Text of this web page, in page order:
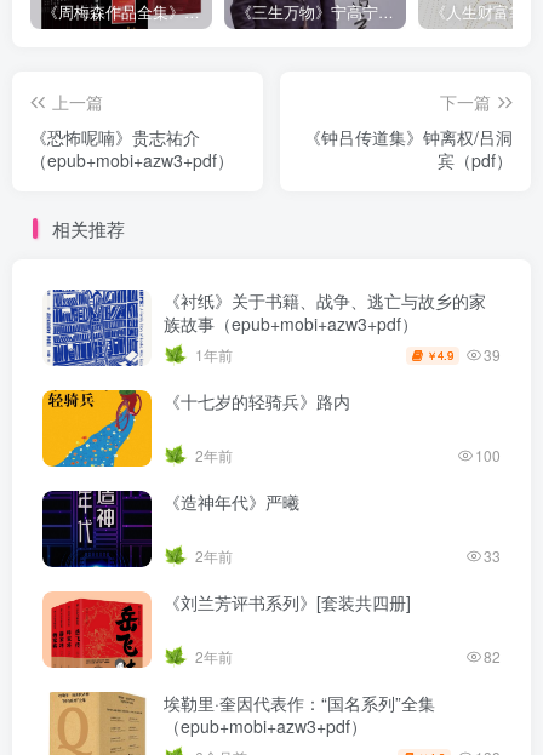
《周梅森作品全集》[共30册] 《三生万物》宁高宁（epub+mobi+azw3+pdf）
上一篇
《恐怖呢喃》贵志祐介
（epub+mobi+azw3+pdf）
下一篇
《钟吕传道集》钟离权/吕洞
宾（pdf）
相关推荐
《衬纸》关于书籍、战争、逃亡与故乡的家
族故事（epub+mobi+azw3+pdf）
1年前 ￥4.9 39
《十七岁的轻骑兵》路内
2年前 100
《造神年代》严曦
2年前 33
《刘兰芳评书系列》[套装共四册]
2年前 82
埃勒里·奎因代表作：“国名系列”全集
（epub+mobi+azw3+pdf）